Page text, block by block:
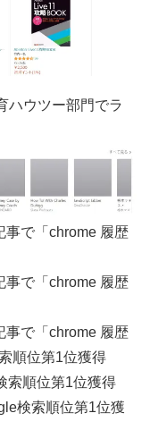
ハウツー部門でラ
事で「chrome 履歴
事で「chrome 履歴
事で「chrome 履歴
順位第1位獲得
索順位第1位獲得
検索順位第1位獲